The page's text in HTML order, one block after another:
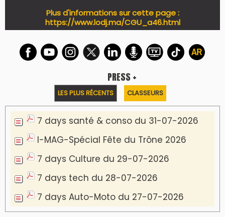
PODCAST +
LES PLUS RÉCENTS CLASSEURS
Podcast I-Week-N°137 du 26-07-2026
Podcast Eco-Business du 20-07-2026
Podcast IA-MAG-07 du 22-07-2026
Podcast I-Week N°136-19-07-2026
Podcast I-débats N31 du 18-07-2026
Communiqué de presse
Marrakech : le Musée Yves Saint Laurent fait
du mois d'août un rendez-vous